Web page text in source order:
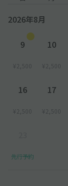
2026年8月
9
¥2,500
10
¥2,500
16
¥2,500
17
¥2,500
先行予約